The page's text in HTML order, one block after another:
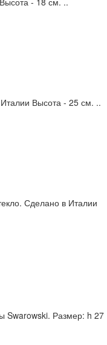
Высота - 25 см. ..
Сделано в Италии
Swarowski. Размер: h 27